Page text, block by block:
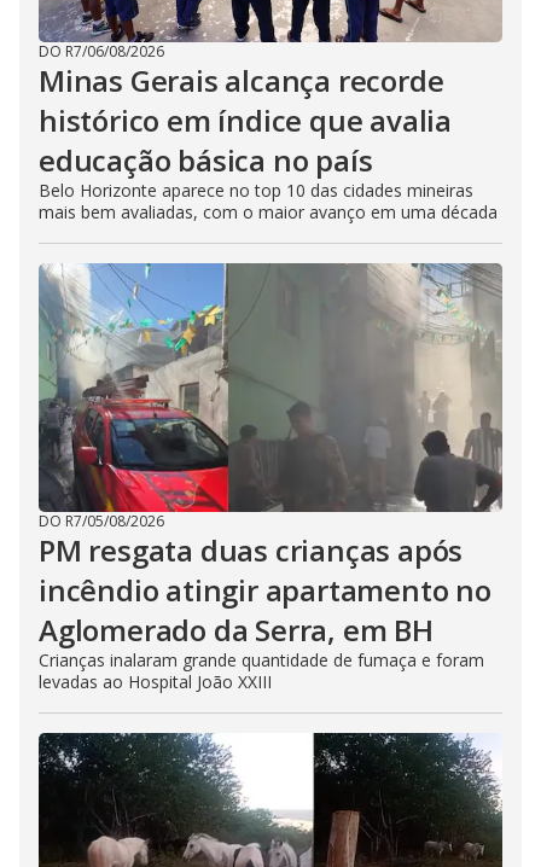
DO R7/06/08/2026
Minas Gerais alcança recorde
histórico em índice que avalia
educação básica no país
Belo Horizonte aparece no top 10 das cidades mineiras
mais bem avaliadas, com o maior avanço em uma década
DO R7/05/08/2026
PM resgata duas crianças após
incêndio atingir apartamento no
Aglomerado da Serra, em BH
Crianças inalaram grande quantidade de fumaça e foram
levadas ao Hospital João XXIII